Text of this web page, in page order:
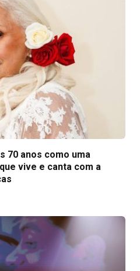
70 anos como uma
vive e canta com a